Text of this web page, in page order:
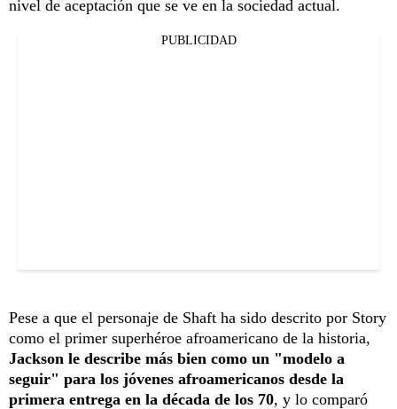
nivel de aceptación que se ve en la sociedad actual.
PUBLICIDAD
Pese a que el personaje de Shaft ha sido descrito por Story
como el primer superhéroe afroamericano de la historia,
Jackson le describe más bien como un "modelo a
seguir" para los jóvenes afroamericanos desde la
primera entrega en la década de los 70, y lo comparó